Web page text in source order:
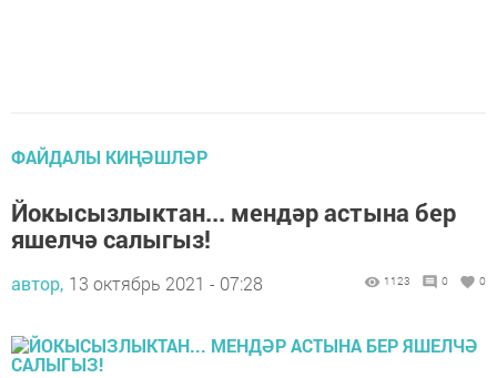
ФАЙДАЛЫ КИҢӘШЛӘР
Йокысызлыктан... мендәр астына бер
яшелчә салыгыз!
автор, 13 октябрь 2021 - 07:28 1123 0 0